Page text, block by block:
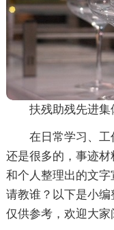
扶残助残先进集
在日常学习、
还是很多的，事迹
和个人整理出的文
请教谁？以下是小编
仅供参考，欢迎大家